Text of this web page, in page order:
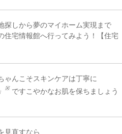
探しから夢のマイホーム実現まで
住宅情報館へ行ってみよう！【住宅
ゃんこそスキンケアは丁寧に
※ ですこやかなお肌を保ちましょう
見直すなら